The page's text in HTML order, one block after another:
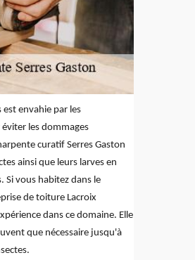
envahie par les
les dommages
curatif Serres Gaston
ainsi que leurs larves en
Si vous habitez dans le
de toiture Lacroix
dans ce domaine. Elle
que nécessaire jusqu'à